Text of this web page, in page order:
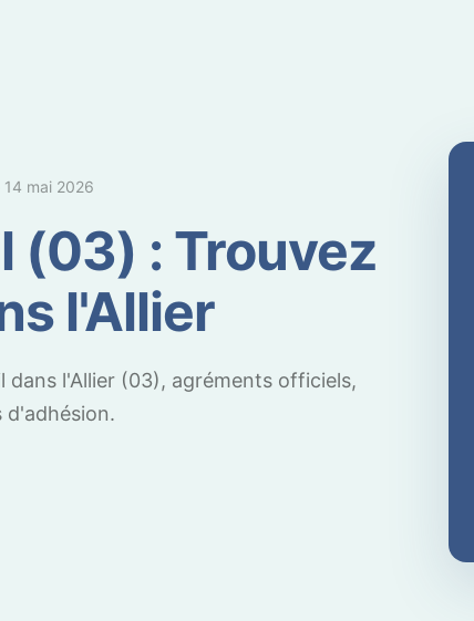
14 mai 2026
(03) : Trouvez
l'Allier
dans l'Allier (03), agréments officiels,